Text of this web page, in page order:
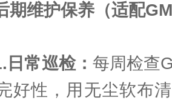
期维护保养（适配
日常巡检： 每周检查
好性，用无尘软布